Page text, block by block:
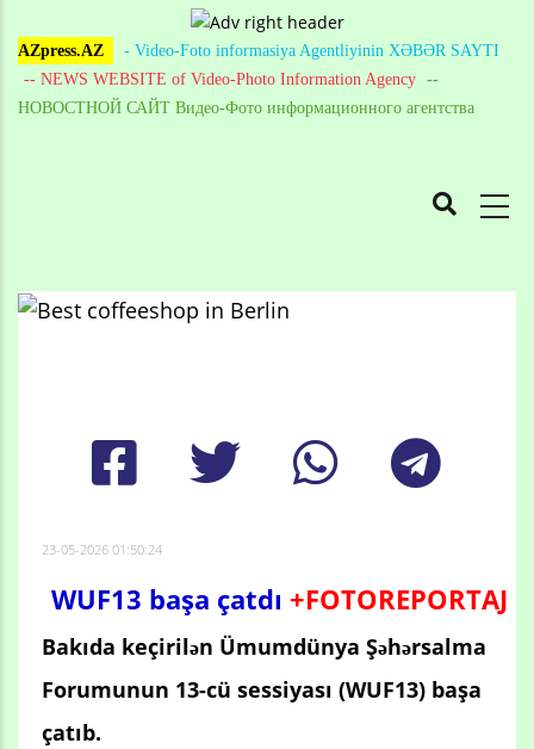
AZpress.AZ
- Video-Foto informasiya Agentliyinin XƏBƏR SAYTI
-- NEWS WEBSITE of Video-Photo Information Agency --
НОВОСТНОЙ САЙТ Видео-Фото информационного агентства
Breadcrumb
23-05-2026 01:50:24
WUF13 başa çatdı +FOTOREPORTAJ
Bakıda keçirilən Ümumdünya Şəhərsalma
Forumunun 13-cü sessiyası (WUF13) başa
çatıb.